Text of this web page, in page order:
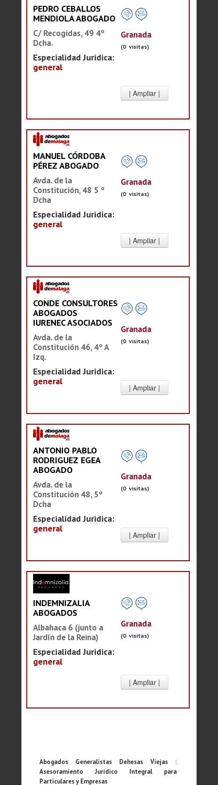
PEDRO CEBALLOS
MENDIOLA ABOGADO
C/ Recogidas, 49 4º
Dcha.
Especialidad Juridica:
general
Granada
(0 visitas)
MANUEL CÓRDOBA
PÉREZ ABOGADO
Avda. de la
Constitución, 48 5 º
Dcha
Especialidad Juridica:
general
Granada
(0 visitas)
CONDE CONSULTORES
ABOGADOS
IURENEC ASOCIADOS
Avda. de la
Constitución 46, 4º A
Izq.
Especialidad Juridica:
general
Granada
(0 visitas)
ANTONIO PABLO
RODRIGUEZ EGEA
ABOGADO
Avda. de la
Constitución 48, 5º
Dcha
Especialidad Juridica:
general
Granada
(0 visitas)
INDEMNIZALIA
ABOGADOS
Albahaca 6 (junto a
Jardín de la Reina)
Especialidad Juridica:
general
Granada
(0 visitas)
Abogados Generalistas Dehesas Viejas :
Asesoramiento Jurídico Integral para
Particulares y Empresas